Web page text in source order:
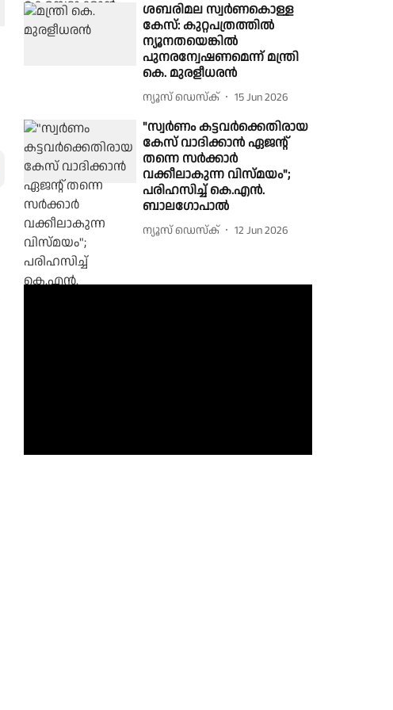
ശബരിമല സ്വർണകൊള്ള
കേസ്: കുറ്റപത്രത്തിൽ
ന്യൂനതയെങ്കിൽ
പുനരന്വേഷണമെന്ന് മന്ത്രി
കെ. മുരളീധരൻ
ന്യൂസ് ഡെസ്ക് 15 Jun 2026
"സ്വർണം കട്ടവർക്കെതിരായ
കേസ് വാദിക്കാൻ ഏജൻ്റ്
തന്നെ സർക്കാർ
വക്കീലാകുന്ന വിസ്മയം";
പരിഹസിച്ച് കെ.എൻ.
ബാലഗോപാൽ
ന്യൂസ് ഡെസ്ക് 12 Jun 2026